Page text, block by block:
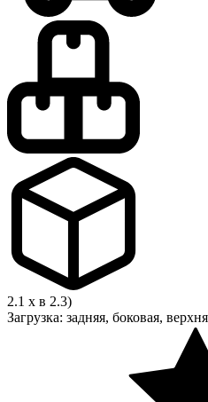
2.1 x в 2.3)
Загрузка: задняя, боковая,